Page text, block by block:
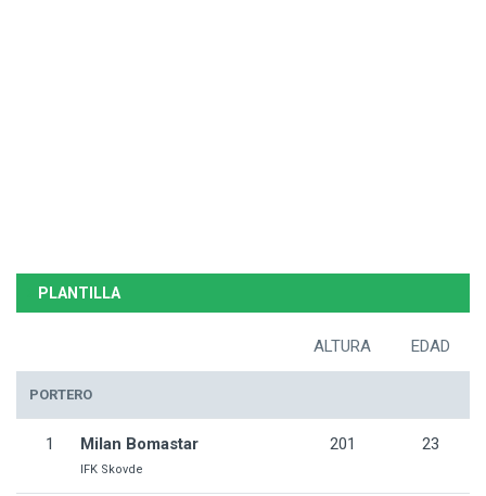
PLANTILLA
ALTURA EDAD
PORTERO
1 Milan Bomastar
IFK Skovde
201 23